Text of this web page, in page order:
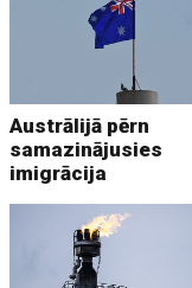
Austrālijā pērn
samazinājusies
imigrācija